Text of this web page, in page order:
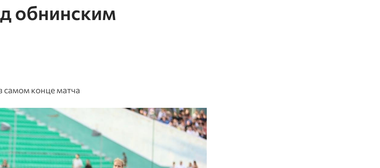
обнинским
самом конце матча